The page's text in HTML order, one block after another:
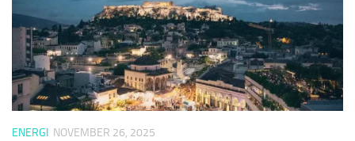
ENERGI NOVEMBER 26, 2025